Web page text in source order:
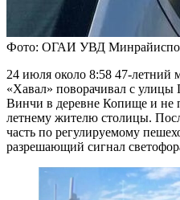
Фото: ОГАИ УВД
24 июля около 8:58 47-летний
«Хавал» поворачивал с улицы
Винчи в деревне Копище и не
летнему жителю столицы.
часть по регулируемому
разрешающий сигнал